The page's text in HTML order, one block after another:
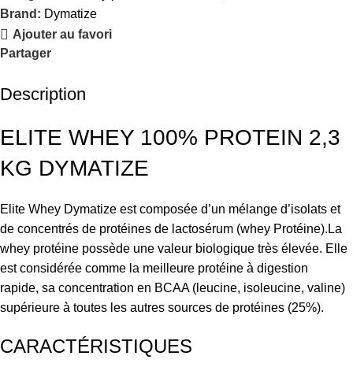
Brand: Dymatize
Ajouter au favori
Partager
Description
ELITE WHEY 100% PROTEIN 2,3
KG DYMATIZE
Elite Whey Dymatize est composée d’un mélange d’isolats et
de concentrés de protéines de lactosérum (whey Protéine).La
whey protéine possède une valeur biologique très élevée. Elle
est considérée comme la meilleure protéine à digestion
rapide, sa concentration en BCAA (leucine, isoleucine, valine)
supérieure à toutes les autres sources de protéines (25%).
CARACTÉRISTIQUES